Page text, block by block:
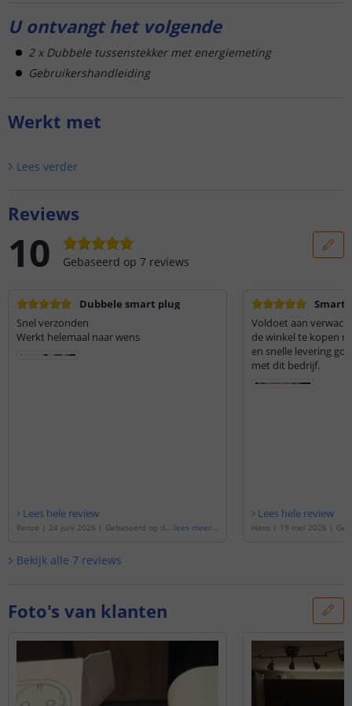
U ontvangt het volgende
2 x Dubbele tussenstekker met energiemeting
Gebruikershandleiding
Werkt met
Lees verder
Reviews
10 Gebaseerd op 7 reviews
Dubbele smart plug
Snel verzonden
Werkt helemaal naar wens
Lees hele review
Renze | 24 juni 2026 | Gebaseerd op de
lees meer...
Smart
Voldoet aan
de winkel te kopen
en snelle levering
met dit bedrijf.
Lees hele review
Hans | 19 mei 2026 |
Bekijk alle 7 reviews
Foto's van klanten